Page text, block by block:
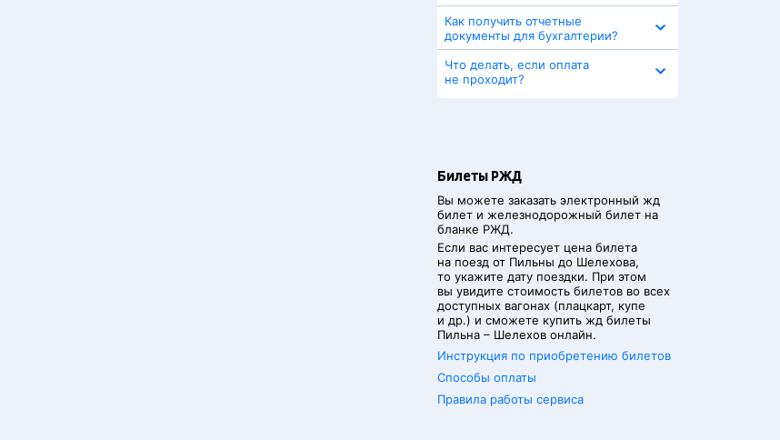
Как получить отчетные
документы для бухгалтерии?
Что делать, если оплата
не проходит?
Билеты РЖД
Вы можете заказать электронный жд
билет и железнодорожный билет на
бланке РЖД.
Если вас интересует цена билета
на поезд от Пильны до Шелехова,
то укажите дату поездки. При этом
вы увидите стоимость билетов во всех
доступных вагонах (плацкарт, купе
и др.) и сможете купить жд билеты
Пильна – Шелехов онлайн.
Инструкция по приобретению билетов
Способы оплаты
Правила работы сервиса